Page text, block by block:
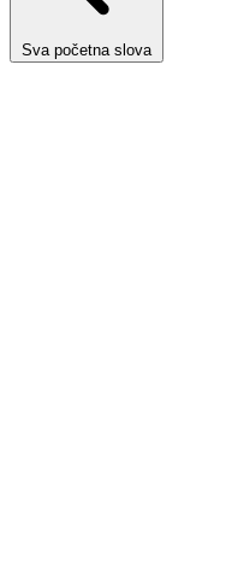
Sva početna slova